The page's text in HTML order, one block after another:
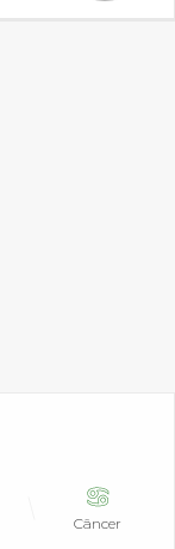
Câncer